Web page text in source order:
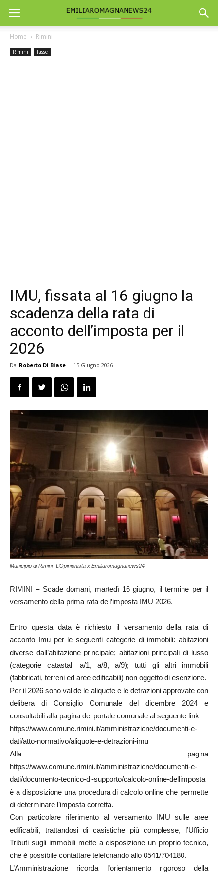
Home Rimini
Rimini Tasse
IMU, fissata al 16 giugno la
scadenza della rata di
acconto dell’imposta per il
2026
Da Roberto Di Biase - 15 Giugno 2026
Municipio di Rimini- L’Opinionista x Emiliaromagnanews24
RIMINI – Scade domani, martedì 16 giugno, il termine per il
versamento della prima rata dell’imposta IMU 2026.
Entro questa data è richiesto il versamento della rata di
acconto Imu per le seguenti categorie di immobili: abitazioni
diverse dall’abitazione principale; abitazioni principali di lusso
(categorie catastali a/1, a/8, a/9); tutti gli altri immobili
(fabbricati, terreni ed aree edificabili) non oggetto di esenzione.
Per il 2026 sono valide le aliquote e le detrazioni approvate con
delibera di Consiglio Comunale del dicembre 2024 e
consultabili alla pagina del portale comunale al seguente link
https://www.comune.rimini.it/amministrazione/documenti-e-
dati/atto-normativo/aliquote-e-detrazioni-imu
Alla pagina
https://www.comune.rimini.it/amministrazione/documenti-e-
dati/documento-tecnico-di-supporto/calcolo-online-dellimposta
è a disposizione una procedura di calcolo online che permette
di determinare l’imposta corretta.
Con particolare riferimento al versamento IMU sulle aree
edificabili, trattandosi di casistiche più complesse, l’Ufficio
Tributi sugli immobili mette a disposizione un proprio tecnico,
che è possibile contattare telefonando allo 0541/704180.
L’Amministrazione ricorda l’orientamento rigoroso della